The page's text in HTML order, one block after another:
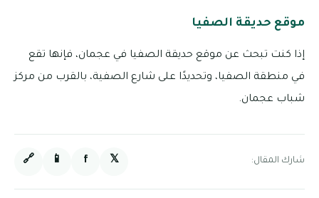
موقع حديقة الصفيا
إذا كنت تبحث عن موقع حديقة الصفيا في عجمان، فإنها تقع
في منطقة الصفيا، وتحديدًا على شارع الصفية، بالقرب من مركز
شباب عجمان.
شارك المقال: 𝕏
f
📱
🔗